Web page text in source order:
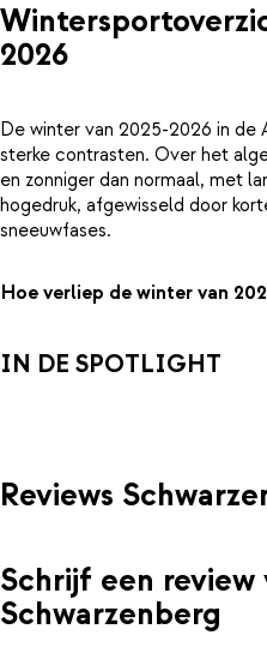
2026
De winter van 2025-2026 in de
sterke contrasten. Over het
en zonniger dan normaal, met
hogedruk, afgewisseld door
sneeuwfases.
Hoe verliep de winter van
IN DE SPOTLIGHT
Reviews
Schrijf een review
Schwarzenberg